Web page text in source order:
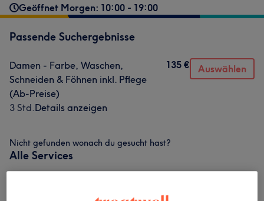
Geöffnet Morgen: 10:00 - 19:00
Passende Suchergebnisse
Damen - Farbe, Waschen,
Schneiden & Föhnen inkl. Pflege
(Ab-Preise)
3 Std.Details anzeigen
135 € Auswählen
Nicht gefunden wonach du gesucht hast?
Alle Services
Damen - Haarschnitte & Stylings 5)